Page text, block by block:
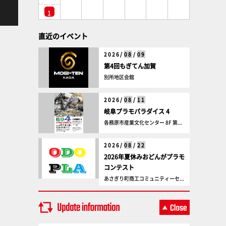
1
直近のイベント
2026/ 08 / 09
第4回もぎてん加賀
別所地区会館
2026/ 08 / 11
岐阜プラモパラダイス 4
各務原市産業文化センター 8F 第...
2026/ 08 / 22
2026年夏休みおどんがプラモ
コンテスト
あさぎり町商工コミュニティーセ...